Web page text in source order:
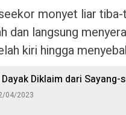
monyet liar
dan langsung
kiri hingga
Diklaim dari Sayang-
04/2023